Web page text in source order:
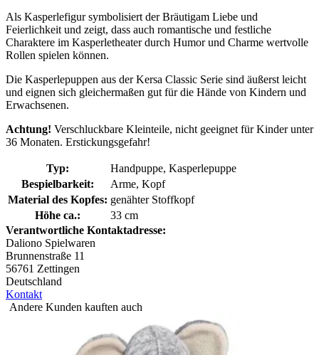
Als Kasperlefigur symbolisiert der Bräutigam Liebe und
Feierlichkeit und zeigt, dass auch romantische und festliche
Charaktere im Kasperletheater durch Humor und Charme wertvolle
Rollen spielen können.
Die Kasperlepuppen aus der Kersa Classic Serie sind äußerst leicht
und eignen sich gleichermaßen gut für die Hände von Kindern und
Erwachsenen.
Achtung! Verschluckbare Kleinteile, nicht geeignet für Kinder unter
36 Monaten. Erstickungsgefahr!
Typ:
Handpuppe, Kasperlepuppe
Bespielbarkeit:
Arme, Kopf
Material des Kopfes: genähter Stoffkopf
Höhe ca.:
33 cm
Verantwortliche Kontaktadresse:
Daliono Spielwaren
Brunnenstraße 11
56761 Zettingen
Deutschland
Kontakt
Andere Kunden kauften auch